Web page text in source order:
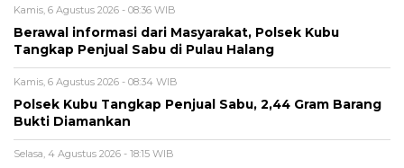
Kamis, 6 Agustus 2026 - 08:36 WIB
Berawal informasi dari Masyarakat, Polsek Kubu
Tangkap Penjual Sabu di Pulau Halang
Kamis, 6 Agustus 2026 - 08:34 WIB
Polsek Kubu Tangkap Penjual Sabu, 2,44 Gram Barang
Bukti Diamankan
Selasa, 4 Agustus 2026 - 18:15 WIB